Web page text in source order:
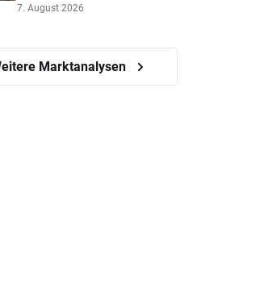
7. August 2026
Marktanalysen